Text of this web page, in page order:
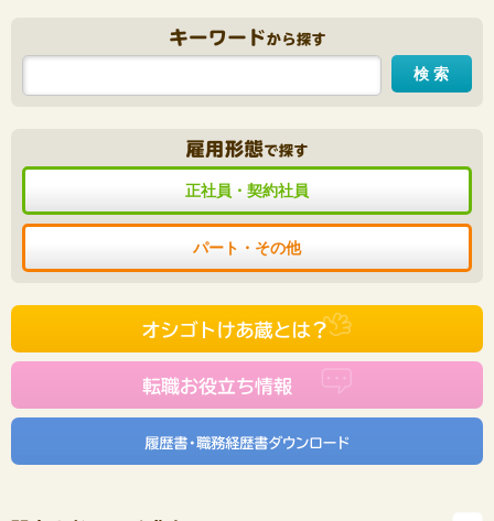
検 索
雇用形態で探す
正社員・契約社員
パート・その他